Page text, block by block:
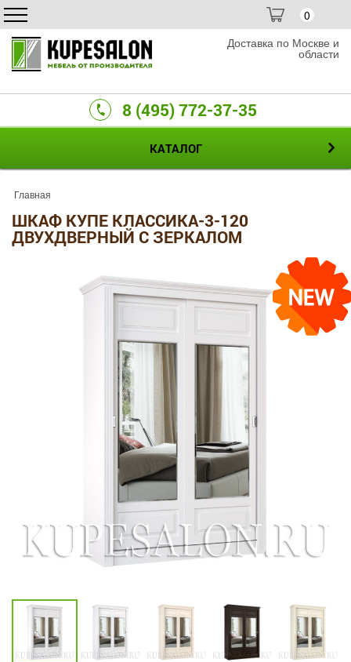
0
Доставка по Москве и
области
8 (495) 772-37-35
КАТАЛОГ
Главная
ШКАФ КУПЕ КЛАССИКА-3-120
ДВУХДВЕРНЫЙ С ЗЕРКАЛОМ